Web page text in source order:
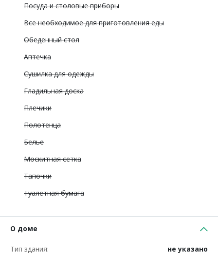
Посуда и столовые приборы
Все необходимое для приготовления еды
Обеденный стол
Аптечка
Сушилка для одежды
Гладильная доска
Плечики
Полотенца
Белье
Москитная сетка
Тапочки
Туалетная бумага
О доме
Тип здания:
не указано